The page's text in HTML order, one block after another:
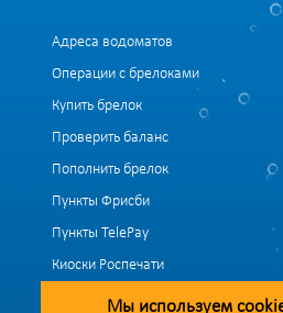
Адреса водоматов
Операции с брелоками
Купить брелок
Проверить баланс
Пополнить брелок
Пункты Фрисби
Пункты TelePay
Киоски Роспечати
Мы используем